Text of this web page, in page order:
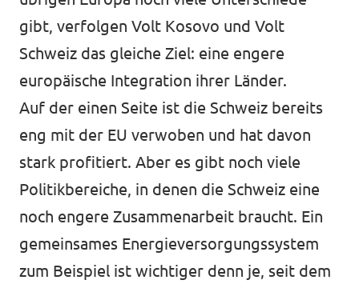
gibt, verfolgen Volt Kosovo und Volt
Schweiz das gleiche Ziel: eine engere
europäische Integration ihrer Länder.
Auf der einen Seite ist die Schweiz bereits
eng mit der EU verwoben und hat davon
stark profitiert. Aber es gibt noch viele
Politikbereiche, in denen die Schweiz eine
noch engere Zusammenarbeit braucht. Ein
gemeinsames Energieversorgungssystem
zum Beispiel ist wichtiger denn je, seit dem